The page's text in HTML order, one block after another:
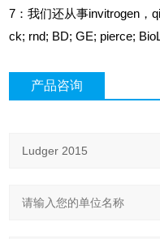
7 ：我们还从事invitrogen，
ck; rnd; BD; GE; pierce;
产品咨询